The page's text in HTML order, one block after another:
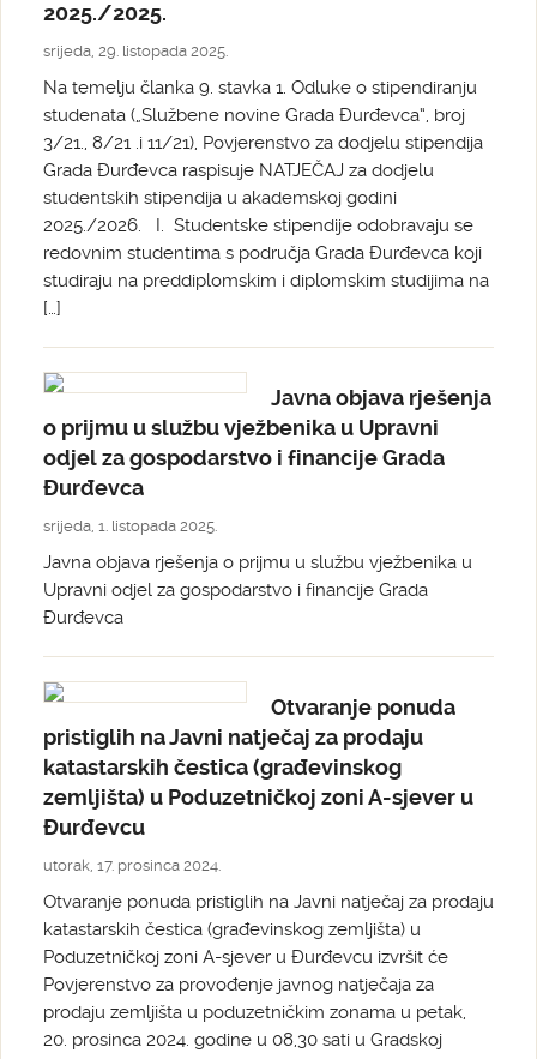
2025./2025.
srijeda, 29. listopada 2025.
Na temelju članka 9. stavka 1. Odluke o stipendiranju
studenata („Službene novine Grada Đurđevca“, broj
3/21., 8/21 .i 11/21), Povjerenstvo za dodjelu stipendija
Grada Đurđevca raspisuje NATJEČAJ za dodjelu
studentskih stipendija u akademskoj godini
2025./2026. I. Studentske stipendije odobravaju se
redovnim studentima s područja Grada Đurđevca koji
studiraju na preddiplomskim i diplomskim studijima na
[…]
Javna objava rješenja
o prijmu u službu vježbenika u Upravni
odjel za gospodarstvo i financije Grada
Đurđevca
srijeda, 1. listopada 2025.
Javna objava rješenja o prijmu u službu vježbenika u
Upravni odjel za gospodarstvo i financije Grada
Đurđevca
Otvaranje ponuda
pristiglih na Javni natječaj za prodaju
katastarskih čestica (građevinskog
zemljišta) u Poduzetničkoj zoni A-sjever u
Đurđevcu
utorak, 17. prosinca 2024.
Otvaranje ponuda pristiglih na Javni natječaj za prodaju
katastarskih čestica (građevinskog zemljišta) u
Poduzetničkoj zoni A-sjever u Đurđevcu izvršit će
Povjerenstvo za provođenje javnog natječaja za
prodaju zemljišta u poduzetničkim zonama u petak,
20. prosinca 2024. godine u 08,30 sati u Gradskoj